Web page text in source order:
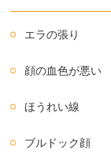
エラの張り
顔の血色が悪い
ほうれい線
ブルドック顔